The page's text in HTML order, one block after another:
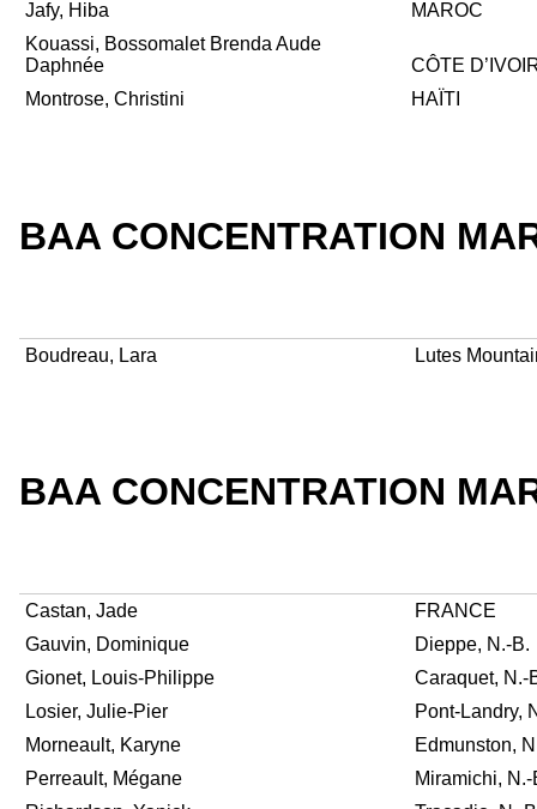
Jafy, Hiba
MAROC
Kouassi, Bossomalet Brenda Aude
Daphnée
CÔTE
Montrose, Christini
HAÏTI
BAA CONCENTRATION
Boudreau, Lara Lutes
BAA CONCENTRATION
Castan, Jade
FRANCE
Gauvin, Dominique
Dieppe, N.-B.
Gionet, Louis-Philippe
Caraquet, N.-
Losier, Julie-Pier
Pont-Landry,
Morneault, Karyne
Edmunston,
Perreault, Mégane
Miramichi, N.-